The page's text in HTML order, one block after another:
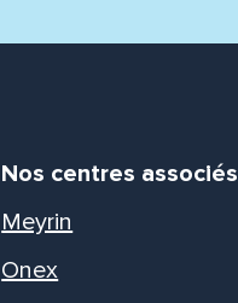
Nos centres associés
Meyrin
Onex